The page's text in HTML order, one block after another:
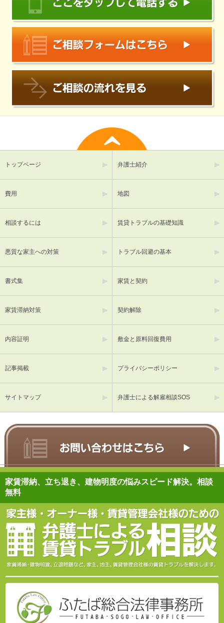
トップページ 弁護士紹介
費用 地図
相談するには 賃貸トラブルの基礎知識
悪質な家主への対策 トラブル回避の基本
書式集 家賃と契約
家賃滞納対策 契約解除
内容証明 敷金と原料回復費用
記事掲載 プライバシーポリシー
サイトマップ 弁護士による解雇相談SOS
家賃滞納、立ち退き、建物明度の悩みスピード解決。相談
無料